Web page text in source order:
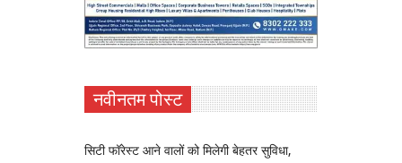
नवीनतम पोस्ट
सिटी फॉरेस्ट आने वालों को मिलेगी बेहतर सुविधा,